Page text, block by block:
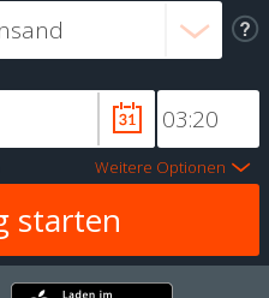
Weitere Optionen